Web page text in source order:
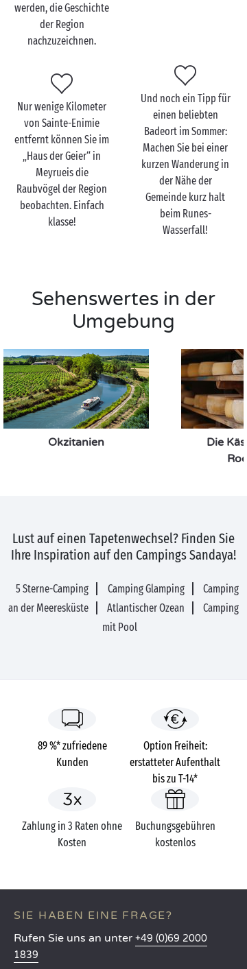
warten jederzeit auf Sie, wenn Sie Urlaub auf einem
Camping in Sainte-Enimie machen ... Gönnen Sie sich
diese Auszeit in idyllischer Umgebung und erleben
Ferien. Spazieren Sie Hand
in Hand durch die Gassen dieses mittelalterlichen
Dorfes und entdecken Sie gemeinsam den Zauber der
Tarn-Schluchten. Wenn die Sonne dann langsam
hinter dem Horizont versinkt, können Sie es sich am
Flussufer gemütlich machen und das betörende
Schauspiel der letzten goldenen Sonnenstrahlen
bestaunen, die sich auf den mächtigen Klippen
widerspiegeln. Romantischer geht‘s wohl kaum!
Und am nächsten Tag können Sie dann von Ihrem
entfernt können Sie an der Straße nach Millau einen
kleinen Stopp an einem der zahlreichen
Aussichtspunkte einlegen, um das
Reservieren Sie also rasch Ihren Campingaufenthalt
in Sainte-Enimie!
werden, die Geschichte
der Region
nachzuzeichnen.
Nur wenige Kilometer
von Sainte-Enimie
entfernt können Sie im
„Haus der Geier“ in
Meyrueis die
Raubvögel der Region
beobachten. Einfach
klasse!
Und noch ein Tipp für
einen beliebten
Badeort im Sommer:
Machen Sie bei einer
kurzen Wanderung in
der Nähe der
Gemeinde kurz halt
beim Runes-
Wasserfall!
Sehenswertes in der
Umgebung
Okzitanien
Die
Lust auf einen Tapetenwechsel? Finden Sie
Ihre Inspiration auf den Campings Sandaya!
5 Sterne-Camping Camping Glamping
Camping
an der Meeresküste
Atlantischer Ozean
Camping
mit Pool
89 %* zufriedene
Kunden
Option Freiheit:
erstatteter Aufenthalt
bis zu T-14*
Zahlung in 3 Raten ohne
Kosten
Buchungsgebühren
kostenlos
SIE HABEN EINE FRAGE?
Rufen Sie uns an unter +49 (0)69 2000
1839